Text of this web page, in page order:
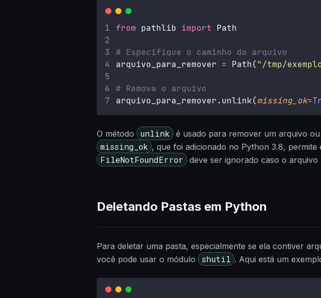
from pathlib import Path
# Especifique o caminho do arquivo
arquivo_para_remover = Path("/tmp/
# Remova o arquivo
arquivo_para_remover.unlink(missing_ok=
O método unlink é usado para remover um arquivo
missing_ok , que foi adicionado no Python 3.8, permite
FileNotFoundError deve ser ignorado caso o arquivo
Deletando Pastas em Python
Para deletar uma pasta, especialmente se ela contiver
você pode usar o módulo
shutil . Aqui está um